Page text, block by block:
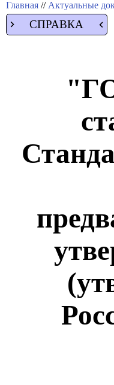
Главная // Актуальные
СПРАВКА